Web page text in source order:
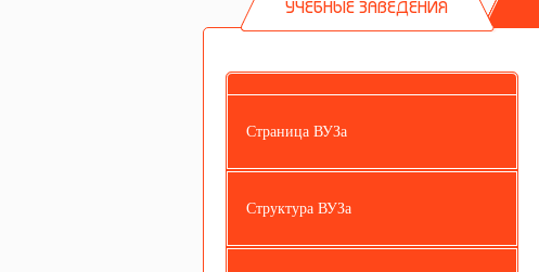
УЧЕБНЫЕ ЗАВЕДЕНИЯ
Страница ВУЗа
Структура ВУЗа